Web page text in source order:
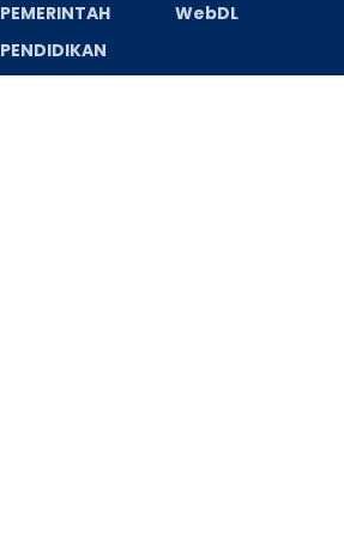
PEMERINTAH
PENDIDIKAN
WebDL